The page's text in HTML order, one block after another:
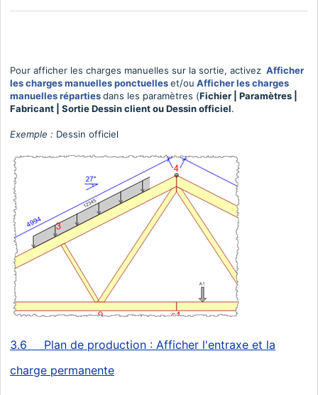
Pour afficher les charges manuelles sur la sortie, activez Afficher
les charges manuelles ponctuelleset/ou Afficher les charges
manuelles répartiesdans les paramètres (Fichier | Paramètres |
Fabricant | Sortie Dessin client ou Dessin officiel.
Exemple : Dessin officiel
3.6
Plan de production : Afficher l'entraxe et la
charge permanente